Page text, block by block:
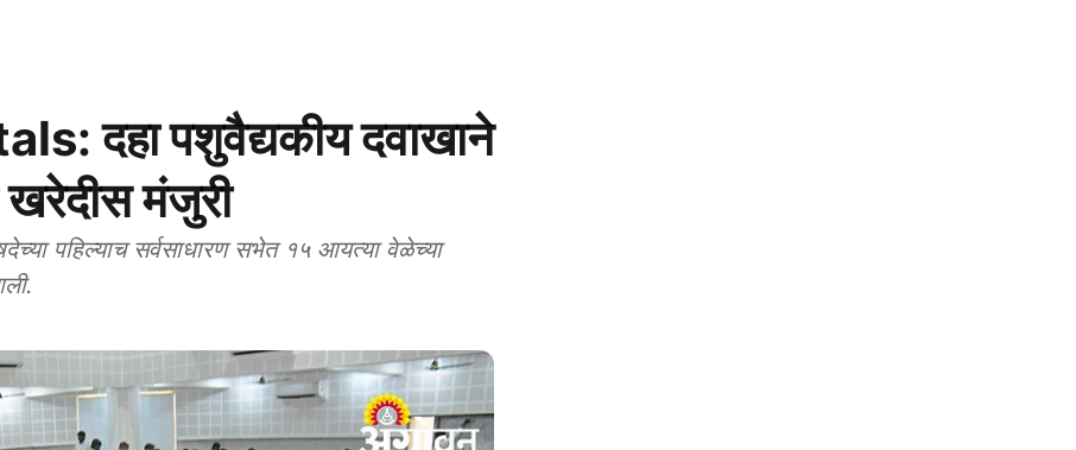
दहा पशुवैद्यकीय दवाखाने
मंजुरी
पहिल्याच सर्वसाधारण सभेत १५ आयत्या वेळेच्या